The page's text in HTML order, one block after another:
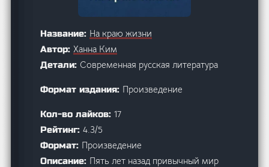
Название: На краю жизни
Автор:Ханна Ким
Детали:Современная русская литература
Формат издания: Произведение
Кол-во лайков:17
Рейтинг:4.3/5
Формат: Произведение
Описание: Пять лет назад привычный мир